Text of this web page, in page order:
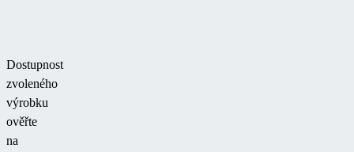
Dostupnost
zvoleného
výrobku
ověřte
na